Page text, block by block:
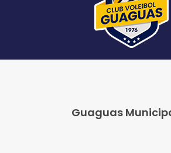
Guaguas